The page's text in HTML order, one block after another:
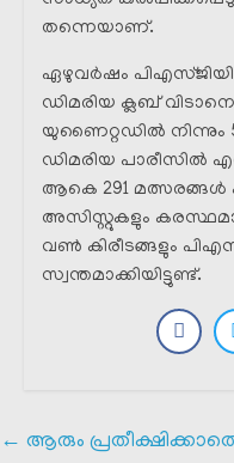
തന്നെയാണ്.
ഏഴുവർഷം
ഡിമരിയ ക്ലബ്
യുണൈറ്റഡിൽ നിന്നും
ഡിമരിയ പാരീസിൽ
ആകെ 291 മത്സരങ്ങൾ
അസിസ്റ്റുകളും
വൺ കിരീടങ്ങളും
സ്വന്തമാക്കിയിട്ടുണ്ട്.
← ആരും